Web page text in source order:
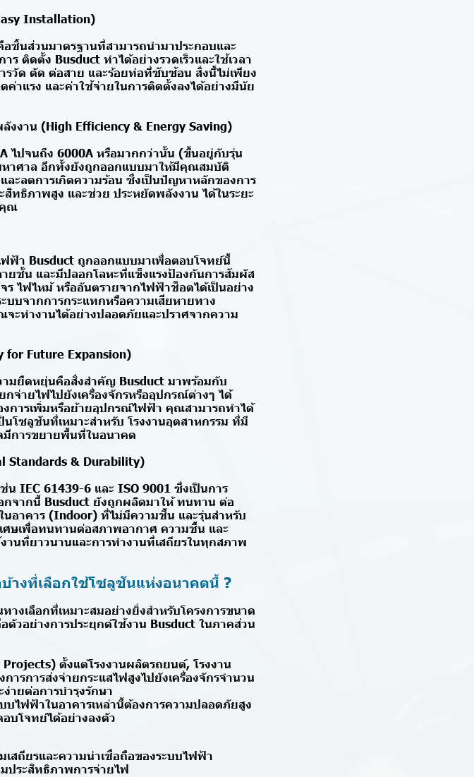
Installation)
ชิ้นส่วนมาตรฐานที่สามารถนำมาประกอบและ
ร ติดตั้ง Busduct ทำได้อย่างรวดเร็วและใช้เวลา
รวัด ตัด ต่อสาย และร้อยท่อที่ซับซ้อน สิ่งนี้ไม่เพียง
ค่าแรง และค่าใช้จ่ายในการติดตั้งลงได้อย่างมีนัย
งงาน (High Efficiency & Energy Saving)
ไปจนถึง 6000A หรือมากกว่านั้น (ขึ้นอยู่กับรุ่น
หาศาล อีกทั้งยังถูกออกแบบมาให้มีคุณสมบัติ
ะลดการเกิดความร้อน ซึ่งเป็นปัญหาหลักของการ
ทธิภาพสูง และช่วย ประหยัดพลังงาน ได้ในระยะ
คุณ
ฟ้า Busduct ถูกออกแบบมาเพื่อตอบโจทย์นี้
ชั้น และมีปลอกโลหะที่แข็งแรงป้องกันการสัมผัส
ร ไฟไหม้ หรืออันตรายจากไฟฟ้าช็อตได้เป็นอย่าง
บจากการกระแทกหรือความเสียหายทาง
ะทำงานได้อย่างปลอดภัยและปราศจากความ
for Future Expansion)
ามยืดหยุ่นคือสิ่งสำคัญ Busduct มาพร้อมกับ
ายไฟไปยังเครื่องจักรหรืออุปกรณ์ต่างๆ ได้
งการเพิ่มหรือย้ายอุปกรณ์ไฟฟ้า คุณสามารถทำได้
นโซลูชันที่เหมาะสำหรับ โรงงานอุตสาหกรรม ที่มี
มีการขยายพื้นที่ในอนาคต
Standards & Durability)
น IEC 61439-6 และ ISO 9001 ซึ่งเป็นการ
จากนี้ Busduct ยังถูกผลิตมาให้ ทนทาน ต่อ
อาคาร (Indoor) ที่ไม่มีความชื้น และรุ่นสำหรับ
ษเพื่อทนทานต่อสภาพอากาศ ความชื้น และ
นที่ยาวนานและการทำงานที่เสถียรในทุกสภาพ
บ้างที่เลือกใช้โซลูชันแห่งอนาคตนี้ ?
ทางเลือกที่เหมาะสมอย่างยิ่งสำหรับโครงการขนาด
วอย่างการประยุกต์ใช้งาน Busduct ในภาคส่วน
ตั้งแต่โรงงานผลิตรถยนต์, โรงงาน
ารการส่งจ่ายกระแสไฟสูงไปยังเครื่องจักรจำนวน
ายต่อการบำรุงรักษา
ไฟฟ้าในอาคารเหล่านี้ต้องการความปลอดภัยสูง
บโจทย์ได้อย่างลงตัว
ถียรและความน่าเชื่อถือของระบบไฟฟ้า
ประสิทธิภาพการจ่ายไฟ